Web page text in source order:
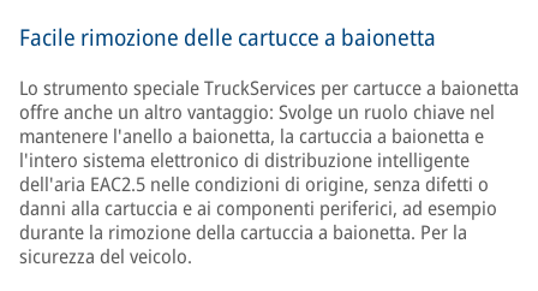
Facile rimozione delle cartucce a baionetta
Lo strumento speciale TruckServices per cartucce a baionetta
offre anche un altro vantaggio: Svolge un ruolo chiave nel
mantenere l'anello a baionetta, la cartuccia a baionetta e
l'intero sistema elettronico di distribuzione intelligente
dell'aria EAC2.5 nelle condizioni di origine, senza difetti o
danni alla cartuccia e ai componenti periferici, ad esempio
durante la rimozione della cartuccia a baionetta. Per la
sicurezza del veicolo.